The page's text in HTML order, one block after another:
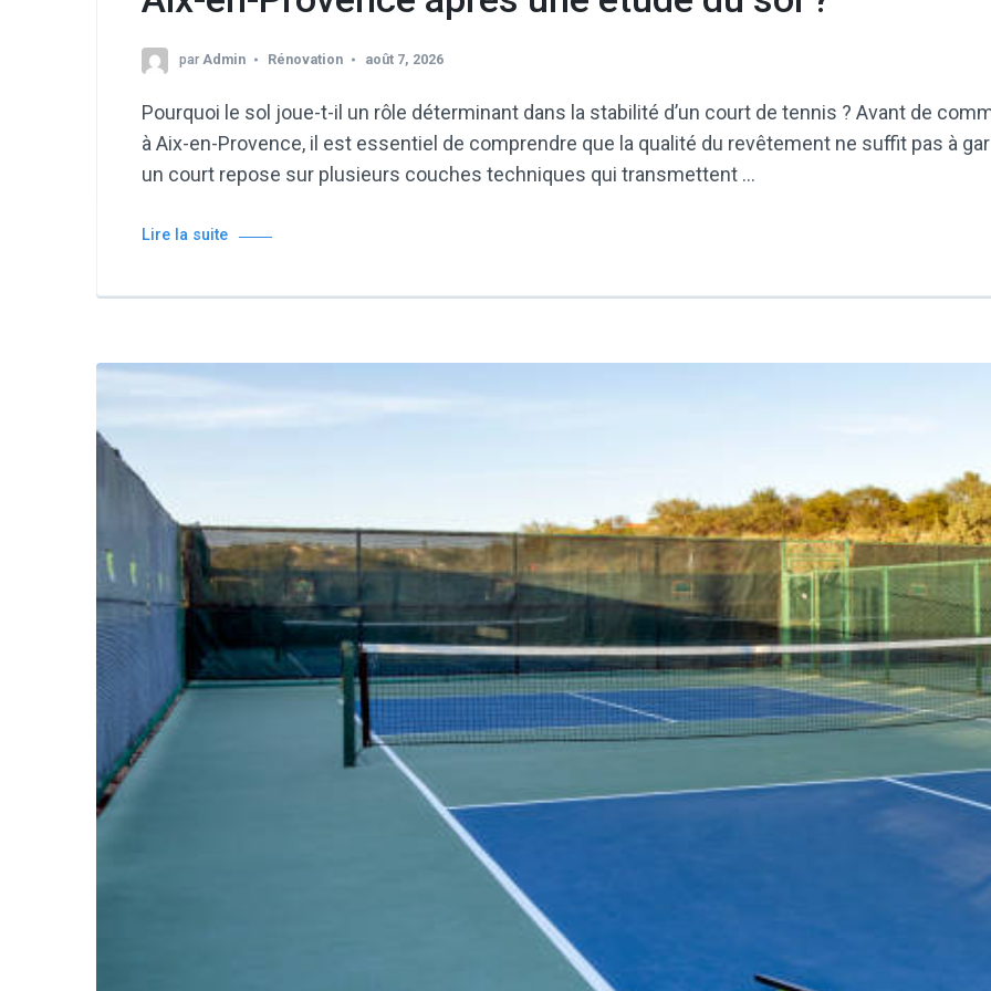
parAdmin Rénovation août 7, 2026
Pourquoi le sol joue-t-il un rôle déterminant dans la stabilité d’un court de tennis ? Avant de
à Aix-en-Provence, il est essentiel de comprendre que la qualité du revêtement ne suffit pas à
un court repose sur plusieurs couches techniques qui transmettent …
Lire la suite